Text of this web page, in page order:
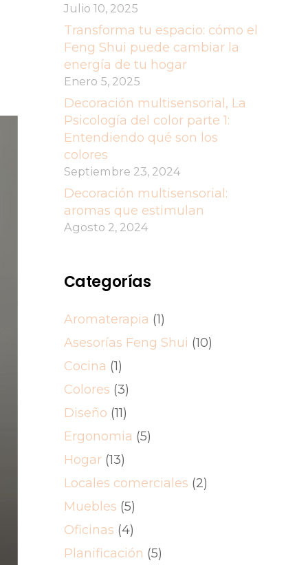
Julio 10, 2025
Transforma tu espacio: cómo el
Feng Shui puede cambiar la
energía de tu hogar
Enero 5, 2025
Decoración multisensorial, La
Psicología del color parte 1:
Entendiendo qué son los
colores
Septiembre 23, 2024
Decoración multisensorial:
aromas que estimulan
Agosto 2, 2024
Categorías
Aromaterapia (1)
Asesorías Feng Shui (10)
Cocina (1)
Colores (3)
Diseño (11)
Ergonomia (5)
Hogar(13)
Locales comerciales (2)
Muebles (5)
Oficinas (4)
Planificación (5)